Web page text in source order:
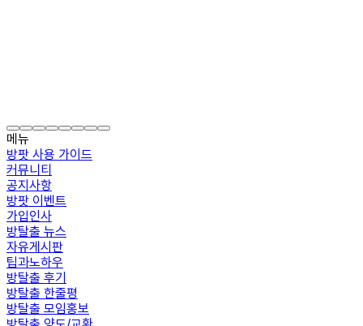
메뉴
방팟 사용 가이드
커뮤니티
공지사항
방팟 이벤트
가입인사
방탈출 뉴스
자유게시판
팁과노하우
방탈출 후기
방탈출 한줄평
방탈출 모임홍보